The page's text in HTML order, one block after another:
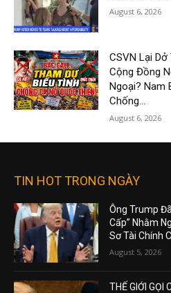
August 6, 2026
CSVN Lại Dở
Cộng Đồng
Ngoại? Nam
Chống...
August 6, 2026
TIN HOT TRONG NGÀY
Ông Trump
Cấp” Nhằm
Sơ Tài Chính
August 5, 2026
THẾ GIỚI GỌI